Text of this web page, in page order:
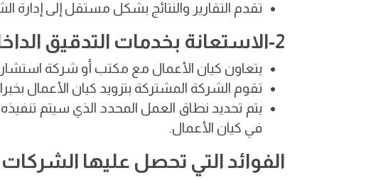
تقدم التقارير والنتائج بشكل مستقل إلى إدارة
2-الاستعانة بخدمات التدقيق الداخلي كمصدر مشترك:
يتعاون كيان الأعمال مع مكتب أو شركة
تقوم الشركة المشتركة بتزويد كيان الأعمال
يتم تحديد نطاق العمل المحدد الذي سيتم
في كيان الأعمال.
الفوائد التي تحصل عليها